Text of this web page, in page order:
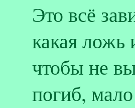
Это всё
какая ложь
чтобы не
погиб,